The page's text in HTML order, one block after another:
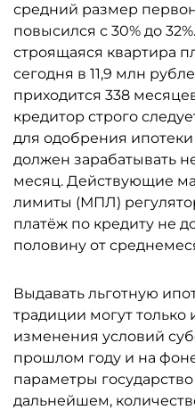
средний размер
повысился с 30% до
строящаяся квартира
сегодня в 11,9 млн
приходится 338
кредитор строго
для одобрения
должен зарабатывать
месяц. Действующие
лимиты (МПЛ)
платёж по кредиту не
половину от
Выдавать льготную
традиции могут
изменения условий
прошлом году и на
параметры
дальнейшем,